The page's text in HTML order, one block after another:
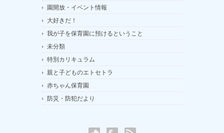
園開放・イベント情報
大好きだ！
我が子を保育園に預けるということ
未分類
特別カリキュラム
親と子どものエトセトラ
赤ちゃん保育園
防災・防犯だより